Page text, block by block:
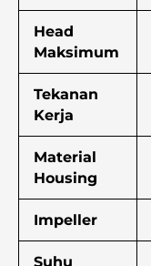
Head
Maksimum
Tekanan
Kerja
Material
Housing
Impeller
Suhu